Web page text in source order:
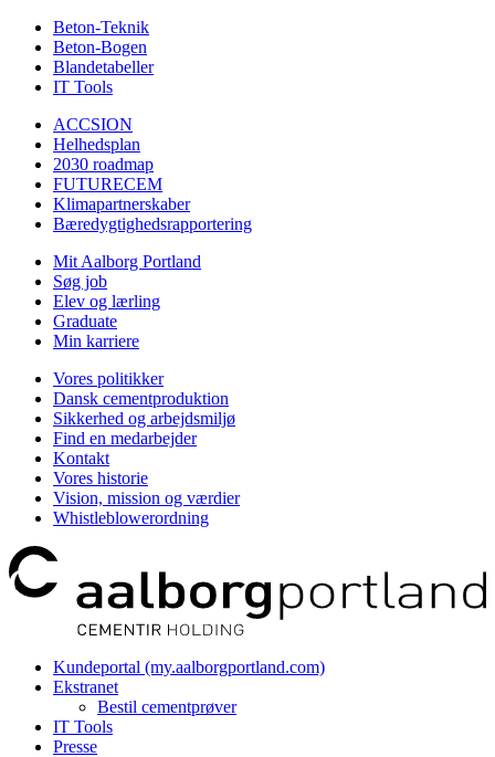
Beton-Teknik
Beton-Bogen
Blandetabeller
IT Tools
ACCSION
Helhedsplan
2030 roadmap
FUTURECEM
Klimapartnerskaber
Bæredygtighedsrapportering
Mit Aalborg Portland
Søg job
Elev og lærling
Graduate
Min karriere
Vores politikker
Dansk cementproduktion
Sikkerhed og arbejdsmiljø
Find en medarbejder
Kontakt
Vores historie
Vision, mission og værdier
Whistleblowerordning
Kundeportal (my.aalborgportland.com)
Ekstranet
Bestil cementprøver
IT Tools
Presse